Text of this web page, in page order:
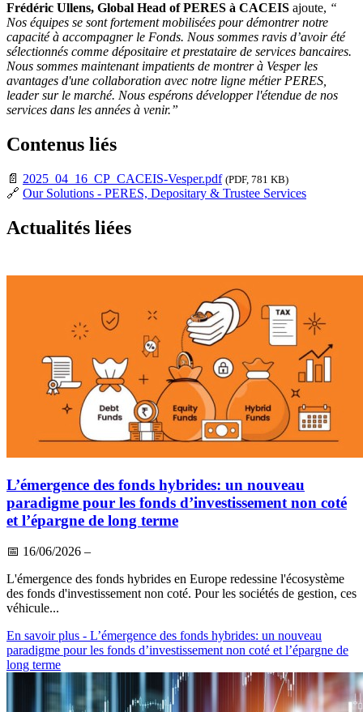
Frédéric Ullens, Global Head of PERES à CACEIS ajoute, “
Nos équipes se sont fortement mobilisées pour démontrer notre
capacité à accompagner le Fonds. Nous sommes ravis d’avoir été
sélectionnés comme dépositaire et prestataire de services bancaires.
Nous sommes maintenant impatients de montrer à Vesper les
avantages d'une collaboration avec notre ligne métier PERES,
leader sur le marché. Nous espérons développer l'étendue de nos
services dans les années à venir.”
Contenus liés
📄 2025_04_16_CP_CACEIS-Vesper.pdf (PDF, 781 KB)
🔗 Our Solutions - PERES, Depositary & Trustee Services
Actualités liées
L’émergence des fonds hybrides: un nouveau
paradigme pour les fonds d’investissement non coté
et l’épargne de long terme
📅 16/06/2026 –
L'émergence des fonds hybrides en Europe redessine l'écosystème
des fonds d'investissement non coté. Pour les sociétés de gestion, ces
véhicule...
En savoir plus - L’émergence des fonds hybrides: un nouveau
paradigme pour les fonds d’investissement non coté et l’épargne de
long terme